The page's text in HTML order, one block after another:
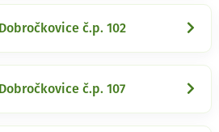
Dobročkovice č.p. 102
Dobročkovice č.p. 107